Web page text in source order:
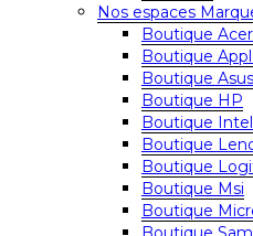
Nos espaces
Boutique Acer
Boutique
Boutique Asus
Boutique HP
Boutique Intel
Boutique
Boutique
Boutique Msi
Boutique